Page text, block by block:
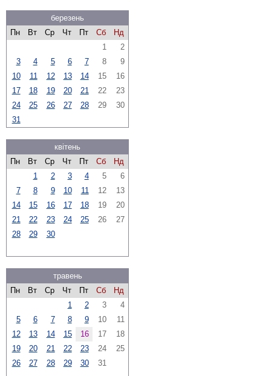
березень
Пн
Вт Ср Чт Пт Сб
Нд
1
2
3
4 5 6 7 8
9
10
11 12 13 14 15
16
17
18 19 20 21 22
23
24
25 26 27 28 29
30
31
квітень
Пн
Вт Ср Чт Пт Сб
Нд
1
2 3 4 5
6
7
8 9 10 11 12
13
14
15 16 17 18 19
20
21
22 23 24 25 26
27
28
29 30
травень
Пн
Вт Ср Чт Пт Сб
Нд
1
2 3
4
5
6 7 8 9 10
11
12
13 14 15 16 17
18
19
20 21 22 23 24
25
26
27 28 29 30 31